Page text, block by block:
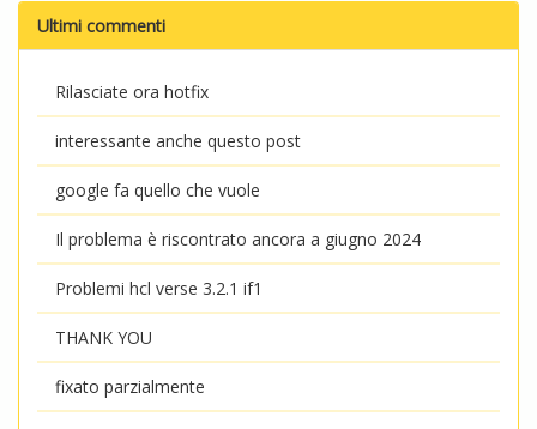
Ultimi commenti
Rilasciate ora hotfix
interessante anche questo post
google fa quello che vuole
Il problema è riscontrato ancora a giugno 2024
Problemi hcl verse 3.2.1 if1
THANK YOU
fixato parzialmente